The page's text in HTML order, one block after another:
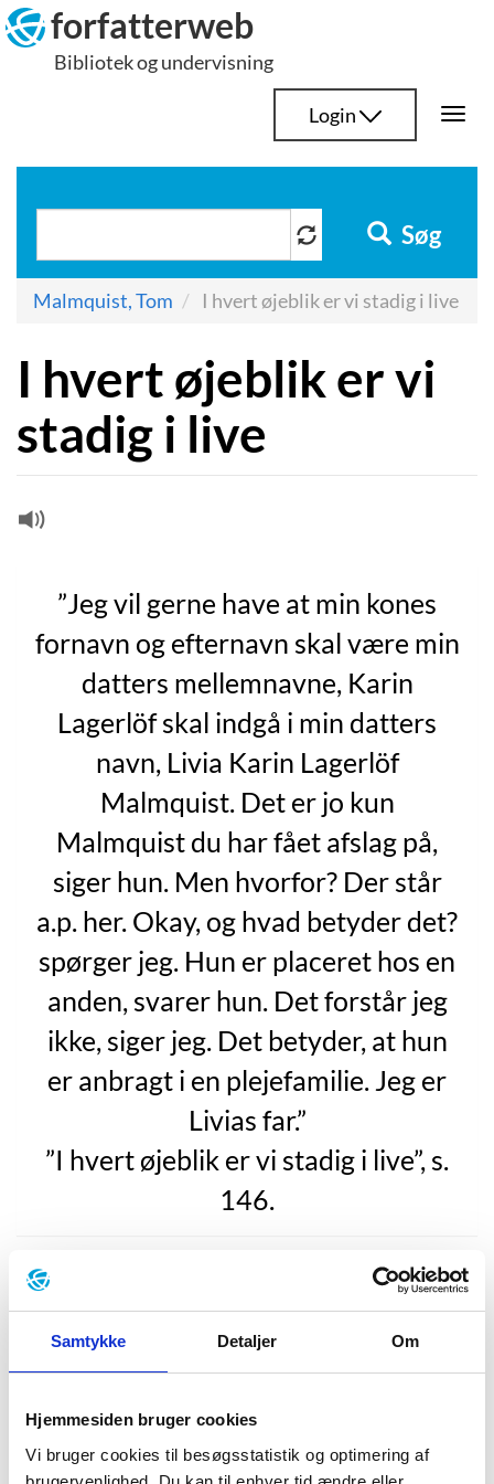
Samtykke Detaljer Om
Hjemmesiden bruger cookies
Vi bruger cookies til besøgsstatistik og optimering af
Hop
til
indhold
forfatterweb
Bibliotek og undervisning
Login
Søg
Malmquist, Tom I hvert øjeblik er vi stadig i live
I hvert øjeblik er vi
stadig i live
”Jeg vil gerne have at min kones
fornavn og efternavn skal være min
datters mellemnavne, Karin
Lagerlöf skal indgå i min datters
navn, Livia Karin Lagerlöf
Malmquist. Det er jo kun
Malmquist du har fået afslag på,
siger hun. Men hvorfor? Der står
a.p. her. Okay, og hvad betyder det?
spørger jeg. Hun er placeret hos en
anden, svarer hun. Det forstår jeg
ikke, siger jeg. Det betyder, at hun
er anbragt i en plejefamilie. Jeg er
Livias far.”
”I hvert øjeblik er vi stadig i live”, s.
146.
I 2015 udkom Tom Malmquists opsigtsvækkende
(”I hvert øjeblik er vi stadig i live”, 2016), der blev
voldsomme historie: romanen begynder på et sygehus
i Stockholm, hvor hans højgravide kæreste Karin er